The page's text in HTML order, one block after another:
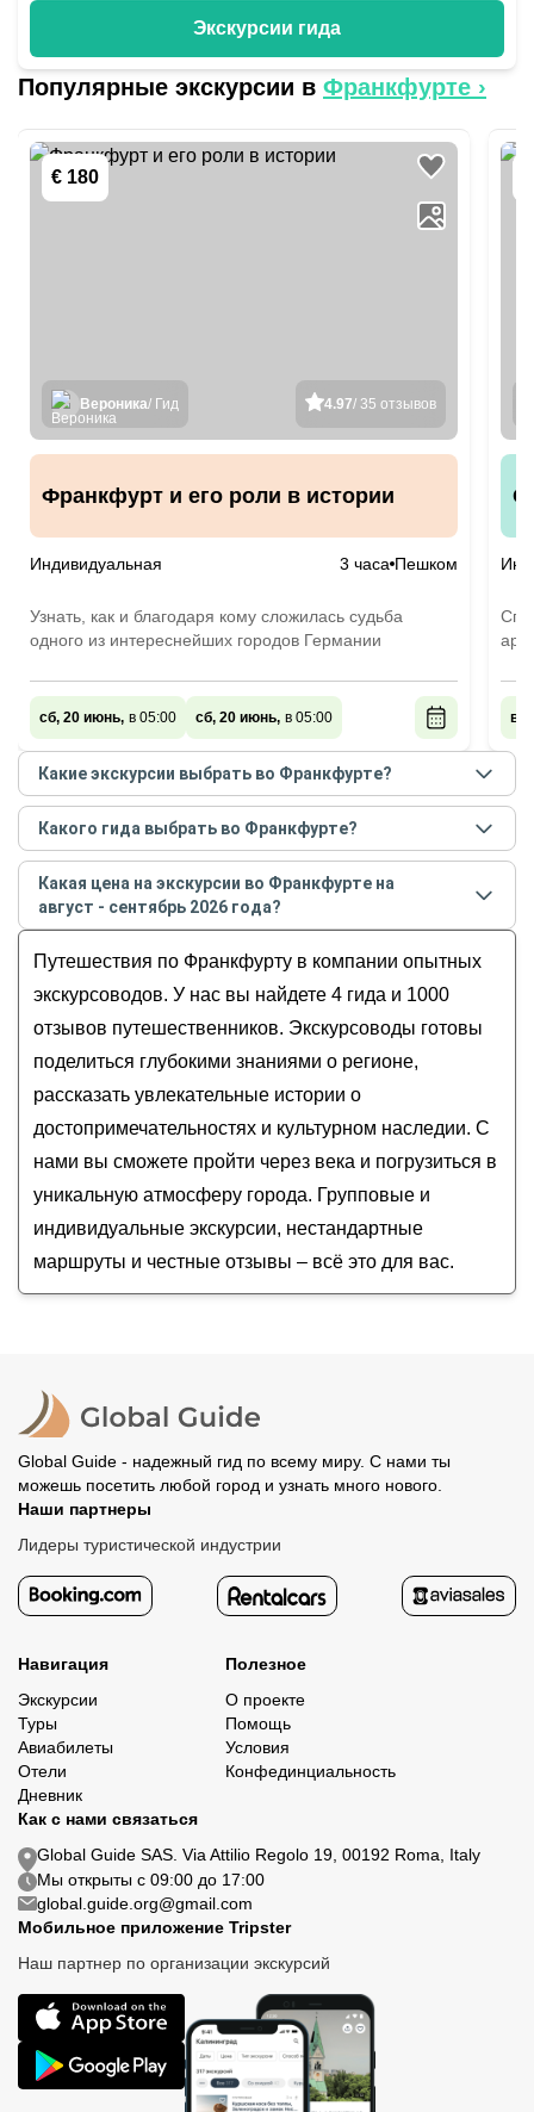
Экскурсии гида
Популярные экскурсии в Франкфурте ›
€ 180
4.97/ 35 отзывов
Вероника/ Гид
Франкфурт и его роли в истории
Индивидуальная 3 часа Пешком
Узнать, как и благодаря кому сложилась судьба
одного из интереснейших городов Германии
сб, 20 июнь, в 05:00 сб, 20 июнь, в 05:00 вс,
Какие экскурсии выбрать во Франкфурте?
Самые популярные экскурсииво Франкфуртев
августе - сентябре 2026года:
Франкфурт и его роли в истории
Обзорная экскурсия по Франкфурту
Фотосессия во Франкфурте
Какого гида выбрать во Франкфурте?
Лучшие гидыво Франкфуртепо рейтингу и
отзывам в августе 2026 года:
Вероника
Александр
Ольга
Какая цена на экскурсии во Франкфурте на
август - сентябрь 2026 года?
сентябрь 2026года от 169до 250 EUR
Путешествия по Франкфурту в компании опытных
экскурсоводов. У нас вы найдете 4 гида и 1000
отзывов путешественников. Экскурсоводы готовы
поделиться глубокими знаниями о регионе,
рассказать увлекательные истории о
достопримечательностях и культурном наследии. С
нами вы сможете пройти через века и погрузиться в
уникальную атмосферу города. Групповые и
индивидуальные экскурсии, нестандартные
маршруты и честные отзывы – всё это для вас.
Global Guide - надежный гид по всему миру. С нами ты
можешь посетить любой город и узнать много нового.
Наши партнеры
Лидеры туристической индустрии
Навигация
Экскурсии
Туры
Авиабилеты
Отели
Дневник
Полезное
О проекте
Помощь
Условия
Конфединциальность
Как с нами связаться
Global Guide SAS. Via Attilio Regolo 19, 00192 Roma, Italy
Мы открыты с 09:00 до 17:00
global.guide.org@gmail.com
Мобильное приложение Tripster
Наш партнер по организации экскурсий